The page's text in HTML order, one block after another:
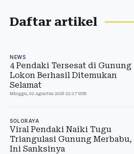
Daftar artikel
NEWS
4 Pendaki Tersesat di Gunung
Lokon Berhasil Ditemukan
Selamat
Minggu, 02 Agustus 2026 22:17 WIB
SOLORAYA
Viral Pendaki Naiki Tugu
Triangulasi Gunung Merbabu,
Ini Sanksinya